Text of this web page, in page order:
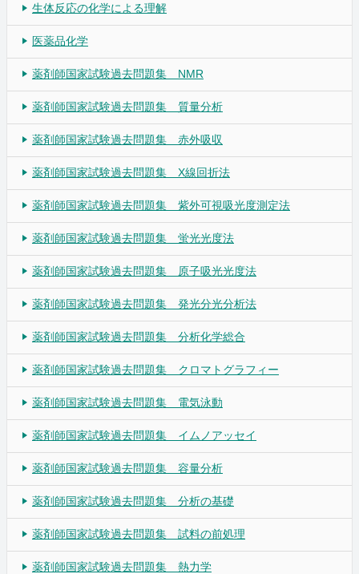
生体反応の化学による理解
医薬品化学
薬剤師国家試験過去問題集 NMR
薬剤師国家試験過去問題集 質量分析
薬剤師国家試験過去問題集 赤外吸収
薬剤師国家試験過去問題集 X線回折法
薬剤師国家試験過去問題集 紫外可視吸光度測定法
薬剤師国家試験過去問題集 蛍光光度法
薬剤師国家試験過去問題集 原子吸光光度法
薬剤師国家試験過去問題集 発光分光分析法
薬剤師国家試験過去問題集 分析化学総合
薬剤師国家試験過去問題集 クロマトグラフィー
薬剤師国家試験過去問題集 電気泳動
薬剤師国家試験過去問題集 イムノアッセイ
薬剤師国家試験過去問題集 容量分析
薬剤師国家試験過去問題集 分析の基礎
薬剤師国家試験過去問題集 試料の前処理
薬剤師国家試験過去問題集 熱力学